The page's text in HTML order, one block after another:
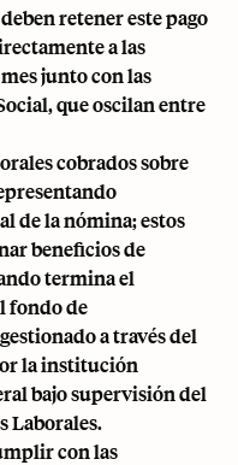
retener este pago
a las
junto con las
que oscilan entre
cobrados sobre
de la nómina; estos
beneficios de
termina el
fondo de
a través del
la institución
bajo supervisión del
Laborales.
con las